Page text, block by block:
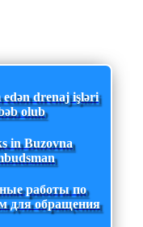
drenaj işləri
olub
in Buzovna
работы по
для обращения